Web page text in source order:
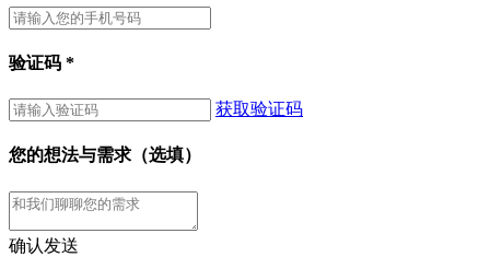
验证码 *
获取验证码
您的想法与需求（选填）
确认发送